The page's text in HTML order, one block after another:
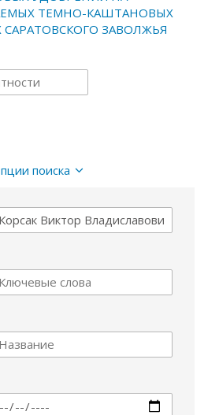
ТЕМНО-КАШТАНОВЫХ
САРАТОВСКОГО ЗАВОЛЖЬЯ
поиска